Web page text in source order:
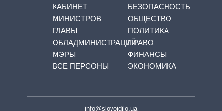
КАБИНЕТ
МИНИСТРОВ
ГЛАВЫ
ОБЛАДМИНИСТРАЦИЙ
МЭРЫ
ВСЕ ПЕРСОНЫ
БЕЗОПАСНОСТЬ
ОБЩЕСТВО
ПОЛИТИКА
ПРАВО
ФИНАНСЫ
ЭКОНОМИКА
info@slovoidilo.ua